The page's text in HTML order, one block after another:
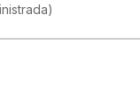
)